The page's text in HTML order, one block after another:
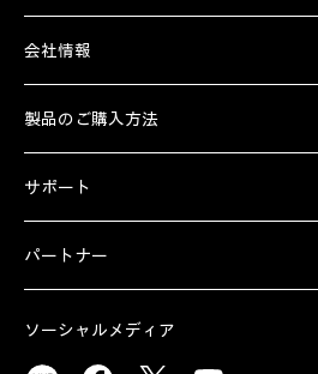
会社情報
製品のご購入方法
サポート
パートナー
ソーシャルメディア